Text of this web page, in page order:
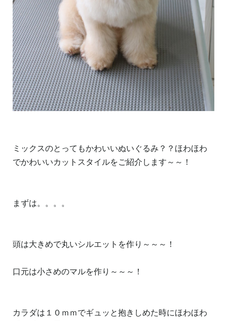
ミックスのとってもかわいいぬいぐるみ？？ほわほわ
でかわいいカットスタイルをご紹介します～～！
まずは。。。。
頭は大きめで丸いシルエットを作り～～～！
口元は小さめのマルを作り～～～！
カラダは１０ｍｍでギュッと抱きしめた時にほわほわ